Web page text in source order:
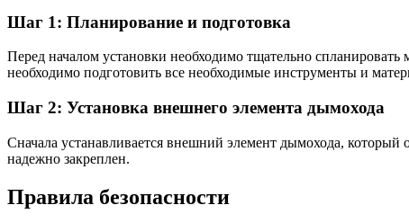
Шаг 1: Планирование и подготовка
Перед началом установки необходимо тщательно
необходимо подготовить все необходимые инструменты и
Шаг 2: Установка внешнего элемента дымохода
Сначала устанавливается внешний элемент дымохода, который
надежно закреплен.
Правила безопасности